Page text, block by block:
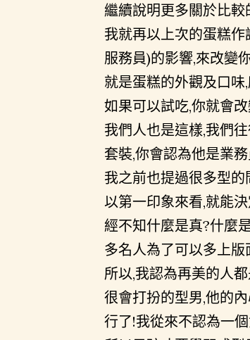
繼續說明更多關於比較
我就再以上次的蛋糕
服務員)的影響,來改變
就是蛋糕的外觀及口
如果可以試吃,你就會
我們人也是這樣,我們
套裝,你會認為他是業
我之前也提過很多型
以第一印象來看,就能
經不知什麼是真?什麼
多名人為了可以多上
所以,我認為再美的人
很會打扮的型男,他的
行了!我從來不認為一